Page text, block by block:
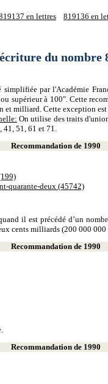
en lettres 819136 en
du nombre
simplifiée par l'Académie
supérieur à 100". Cette
milliard. Cette exception
On utilise des traits
41, 51, 61 et 71.
Recommandation de 1990
quarante-deux (45742)
il est précédé d’un
cents milliards (200 000
Recommandation de 1990
Recommandation de 1990